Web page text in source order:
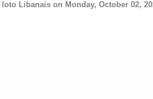
loto Libanais on Monday, October 02,